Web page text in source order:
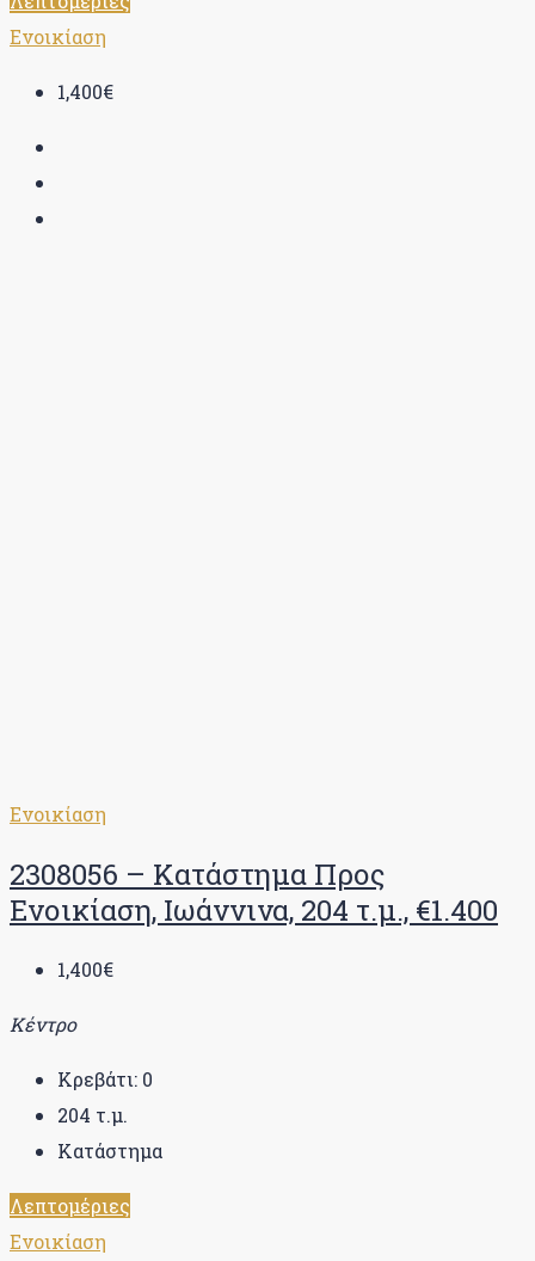
Ενοικίαση
1,400€
Ενοικίαση
2308056 – Κατάστημα Προς
Ενοικίαση, Ιωάννινα, 204 τ.μ., €1.400
1,400€
Κέντρο
Κρεβάτι: 0
204 τ.μ.
Κατάστημα
Λεπτομέριες
Ενοικίαση